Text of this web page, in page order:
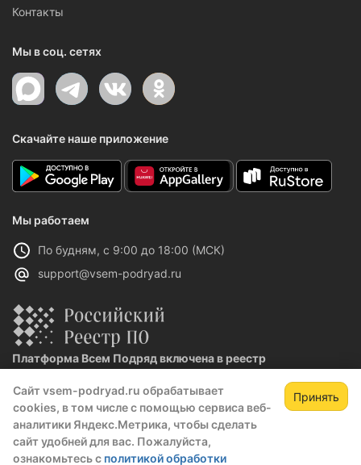
Сайт vsem-podryad.ru обрабатывает
cookies, в том числе с помощью сервиса веб-
аналитики Яндекс.Метрика, чтобы сделать
сайт удобней для вас. Пожалуйста,
ознакомьтесь с политикой обработки
Принять
Контакты
Мы в соц. сетях
Скачайте наше приложение
Мы работаем
По будням, с 9:00 до 18:00 (МСК)
support@vsem-podryad.ru
Платформа Всем Подряд включена в реестр
Реестровая запись №32021 от 06.02.2026
Политика конфиденциальности